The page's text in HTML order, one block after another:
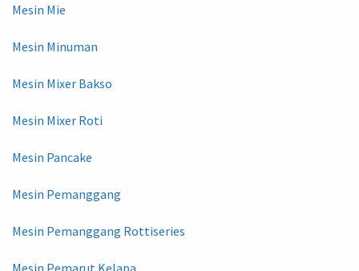
Mesin Mie
Mesin Minuman
Mesin Mixer Bakso
Mesin Mixer Roti
Mesin Pancake
Mesin Pemanggang
Mesin Pemanggang Rottiseries